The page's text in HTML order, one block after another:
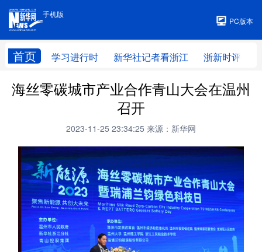
手机版
PC版本
首页 学习进行时 新华社记者看浙江 浙新时评
手机版
海丝零碳城市产业合作青山大会在温州
召开
2023-11-25 23:34:25 来源：新华网